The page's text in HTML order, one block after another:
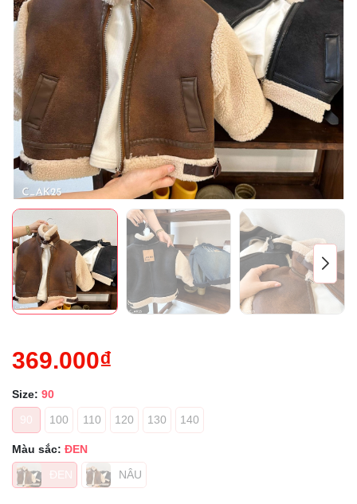
369.000₫
Size: 90
90
100 110 120 130 140
Màu sắc: ĐEN
ĐEN
NÂU
Mã giảm giá:
Ngày hết hạn:
Điều kiện: